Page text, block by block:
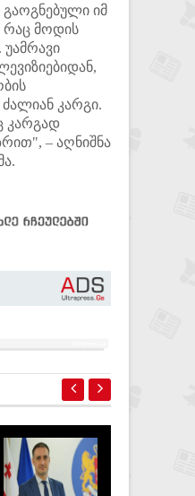
იმ
რაც მოდის
უამრავი
კარგი.
კარგად
– აღნიშნა